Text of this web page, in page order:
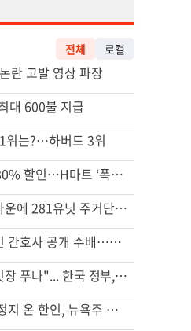
전체 로컬
란 고발 영상 파장
대 600불 지급
위는?…하버드 3위
쌀·라면 값 최대 80% 할인…H마트 ‘폭탄 세일’
부에나파크 한인타운에 281유닛 주거단지 들어선다
'14년째 도피' 한인 간호사 공개 수배…메디케어 사기 유죄
"65세 복수국적 빗장 푸나"... 한국 정부, 연령 완화 전면 추진
변호사시험 중 심정지 온 한인, 뉴욕주 제소